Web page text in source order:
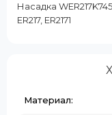
Насадка
ER217, ER2171
Материал: